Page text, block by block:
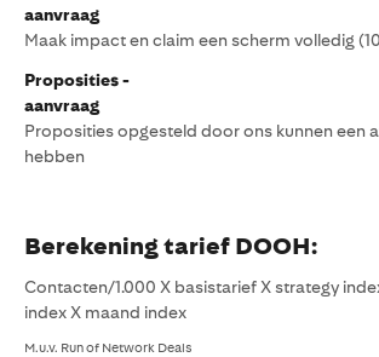
aanvraag
Maak impact en claim een scherm volledig
Proposities
aanvraag
Proposities opgesteld door ons kunnen een
hebben
Berekening tarief DOOH:
Contacten/1.000 X basistarief X strategy
index X maand index
M.u.v. Run of Network Deals